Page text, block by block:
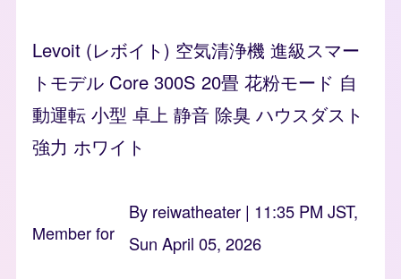
Levoit (レボイト) 空気清浄機 進級スマー
トモデル Core 300S 20畳 花粉モード 自
動運転 小型 卓上 静音 除臭 ハウスダスト
強力 ホワイト
Member for
By reiwatheater| 11:35 PM JST,
Sun April 05, 2026